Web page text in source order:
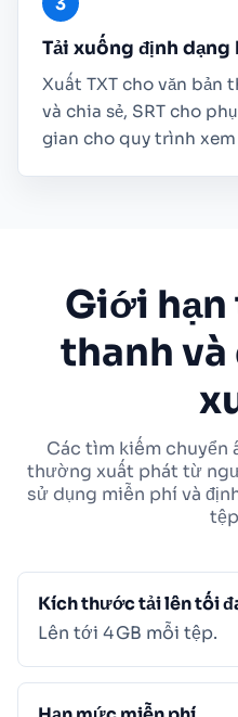
Tải xuống định dạng
Xuất TXT cho văn bản
và chia sẻ, SRT cho
gian cho quy trình
Giới hạn
thanh và
Các tìm kiếm chuyển
thường xuất phát từ
sử dụng miễn phí và
Kích thước tải lên tối
Lên tới 4 GB mỗi tệp.